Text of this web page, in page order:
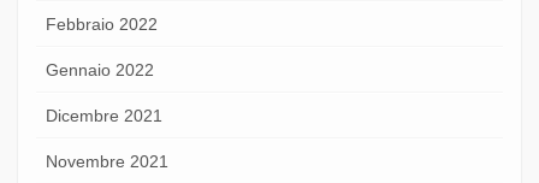
Febbraio 2022
Gennaio 2022
Dicembre 2021
Novembre 2021